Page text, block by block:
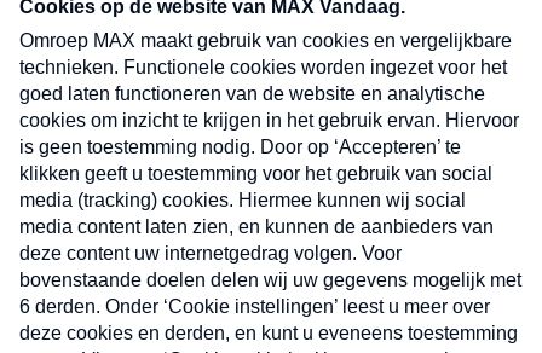
nieuwsbrief. Elke vrijdag- en dinsdagochtend in
uw mailbox.
Verzend
Nieuwsbrief